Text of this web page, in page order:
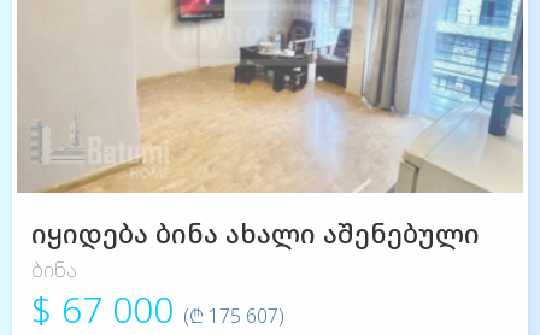
იყიდება ბინა ახალი აშენებული
ბინა
$ 67 000 (₾ 175 607)